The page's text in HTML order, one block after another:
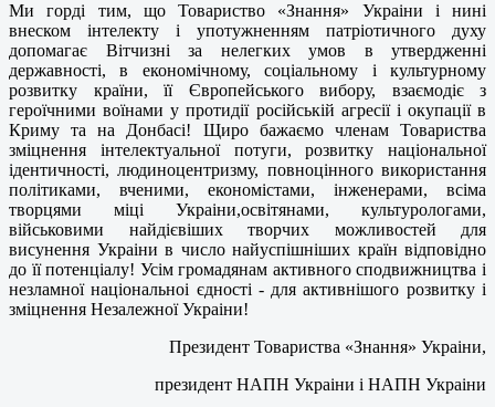
Ми горді тим, що Товариство «Знання» Украіни і нині
внеском інтелекту і употужненням патріотичного духу
допомагає Вітчизні за нелегких умов в утвердженні
державності, в економічному, соціальному і культурному
розвитку країни, її Європейського вибору, взаємодіє з
героїчними воїнами у протидії російській агресії і окупації в
Криму та на Донбасі! Щиро бажаємо членам Товариства
зміцнення інтелектуальної потуги, розвитку національної
ідентичності, людиноцентризму, повноцінного використання
політиками, вченими, економістами, інженерами, всіма
творцями міці Украіни,освітянами, культурологами,
військовими найдієвіших творчих можливостей для
висунення Украіни в число найуспішніших країн відповідно
до її потенціалу! Усім громадянам активного сподвижництва і
незламної національноі єдності - для активнішого розвитку і
зміцнення Незалежної Украіни!
Президент Товариства «Знання» Украіни,
президент НАПН Украіни і НАПН Украіни